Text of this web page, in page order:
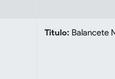
Titulo: Balancete